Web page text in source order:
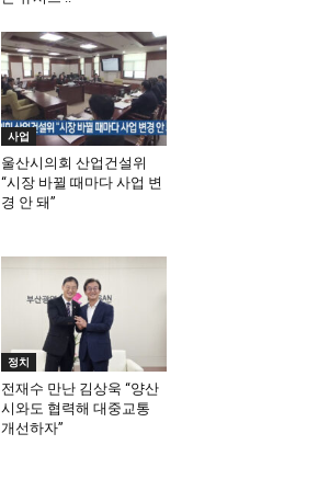
사업
울산시의회 산업건설위
“시장 바뀔 때마다 사업 변
경 안 돼”
정치
전재수 만난 김상욱 “양산
시와도 협력해 대중교통
개선하자”